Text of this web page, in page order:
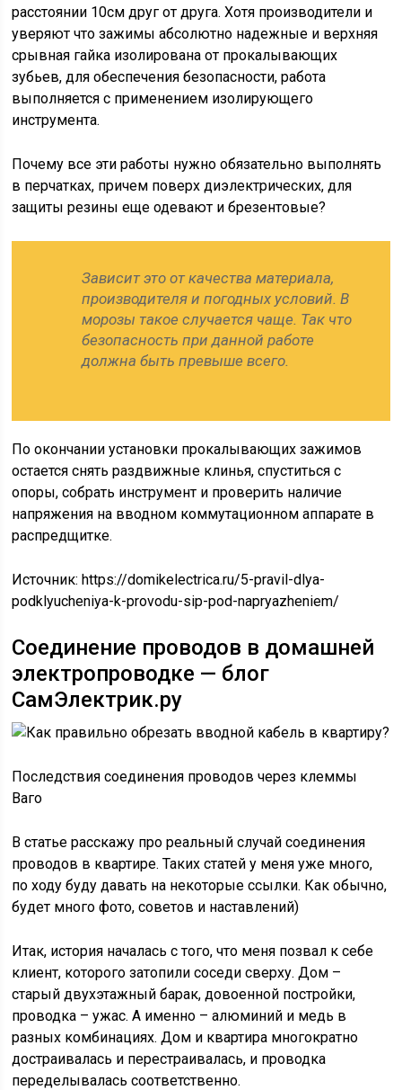
расстоянии 10см друг от друга. Хотя производители и
уверяют что зажимы абсолютно надежные и верхняя
срывная гайка изолирована от прокалывающих
зубьев, для обеспечения безопасности, работа
выполняется с применением изолирующего
инструмента.
Почему все эти работы нужно обязательно выполнять
в перчатках, причем поверх диэлектрических, для
защиты резины еще одевают и брезентовые?
Зависит это от качества материала,
производителя и погодных условий. В
морозы такое случается чаще. Так что
безопасность при данной работе
должна быть превыше всего.
По окончании установки прокалывающих зажимов
остается снять раздвижные клинья, спуститься с
опоры, собрать инструмент и проверить наличие
напряжения на вводном коммутационном аппарате в
распредщитке.
Источник:https://domikelectrica.ru/5-pravil-dlya-
podklyucheniya-k-provodu-sip-pod-napryazheniem/
Соединение проводов в домашней
электропроводке — блог
СамЭлектрик.ру
Последствия соединения проводов через клеммы
Ваго
В статье расскажу про реальный случай соединения
проводов в квартире. Таких статей у меня уже много,
по ходу буду давать на некоторые ссылки. Как обычно,
будет много фото, советов и наставлений)
Итак, история началась с того, что меня позвал к себе
клиент, которого затопили соседи сверху. Дом –
старый двухэтажный барак, довоенной постройки,
проводка – ужас. А именно – алюминий и медь в
разных комбинациях. Дом и квартира многократно
достраивалась и перестраивалась, и проводка
переделывалась соответственно.